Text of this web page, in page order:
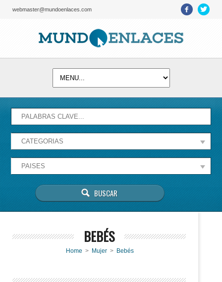
webmaster@mundoenlaces.com
correctamente.
BEBÉS
Home > Mujer > Bebés